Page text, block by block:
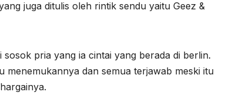
juga ditulis oleh rintik sendu yaitu Geez &
pria yang ia cintai yang berada di berlin.
menemukannya dan semua terjawab meski itu